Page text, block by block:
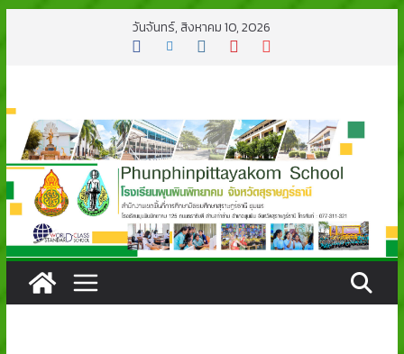
วันจันทร์, สิงหาคม 10, 2026